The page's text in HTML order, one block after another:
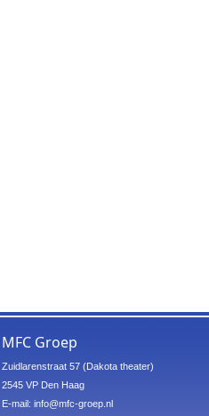
MFC Groep
Zuidlarenstraat 57 (Dakota theater)
2545 VP Den Haag
E-mail: info@mfc-groep.nl